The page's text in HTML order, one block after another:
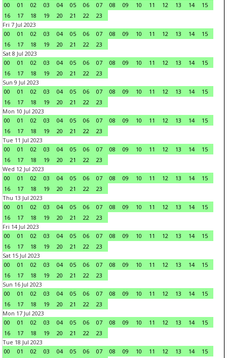
00
01 02 03 04 05 06 07 08 09 10 11 12 13 14
15
16
17 18 19 20 21 22
23
Fri 7 Jul 2023
00
01 02 03 04 05 06 07 08 09 10 11 12 13 14
15
16
17 18 19 20 21 22
23
Sat 8 Jul 2023
00
01 02 03 04 05 06 07 08 09 10 11 12 13 14
15
16
17 18 19 20 21 22
23
Sun 9 Jul 2023
00
01 02 03 04 05 06 07 08 09 10 11 12 13 14
15
16
17 18 19 20 21 22
23
Mon 10 Jul 2023
00
01 02 03 04 05 06 07 08 09 10 11 12 13 14
15
16
17 18 19 20 21 22
23
Tue 11 Jul 2023
00
01 02 03 04 05 06 07 08 09 10 11 12 13 14
15
16
17 18 19 20 21 22
23
Wed 12 Jul 2023
00
01 02 03 04 05 06 07 08 09 10 11 12 13 14
15
16
17 18 19 20 21 22
23
Thu 13 Jul 2023
00
01 02 03 04 05 06 07 08 09 10 11 12 13 14
15
16
17 18 19 20 21 22
23
Fri 14 Jul 2023
00
01 02 03 04 05 06 07 08 09 10 11 12 13 14
15
16
17 18 19 20 21 22
23
Sat 15 Jul 2023
00
01 02 03 04 05 06 07 08 09 10 11 12 13 14
15
16
17 18 19 20 21 22
23
Sun 16 Jul 2023
00
01 02 03 04 05 06 07 08 09 10 11 12 13 14
15
16
17 18 19 20 21 22
23
Mon 17 Jul 2023
00
01 02 03 04 05 06 07 08 09 10 11 12 13 14
15
16
17 18 19 20 21 22
23
Tue 18 Jul 2023
00
01 02 03 04 05 06 07 08 09 10 11 12 13 14 15